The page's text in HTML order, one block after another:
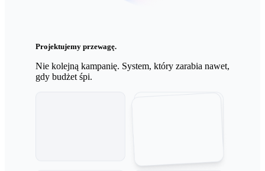
Projektujemy przewagę.
Nie kolejną kampanię. System, który zarabia nawet,
gdy budżet śpi.